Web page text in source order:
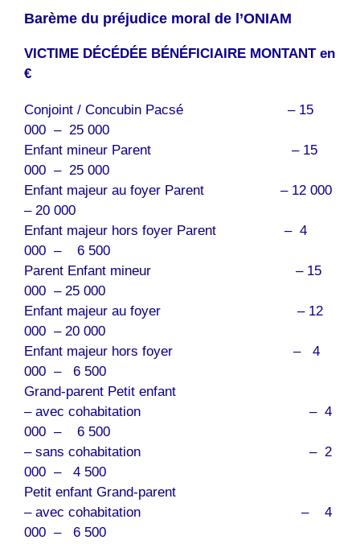
Barème du préjudice moral de l’ONIAM
VICTIME DÉCÉDÉE BÉNÉFICIAIRE MONTANT en
€
Conjoint / Concubin Pacsé – 15
000 – 25 000
Enfant mineur Parent – 15
000 – 25 000
Enfant majeur au foyer Parent – 12 000
– 20 000
Enfant majeur hors foyer Parent – 4
000 – 6 500
Parent Enfant mineur – 15
000 – 25 000
Enfant majeur au foyer – 12
000 – 20 000
Enfant majeur hors foyer – 4
000 – 6 500
Grand-parent Petit enfant
– avec cohabitation – 4
000 – 6 500
– sans cohabitation – 2
000 – 4 500
Petit enfant Grand-parent
– avec cohabitation – 4
000 – 6 500